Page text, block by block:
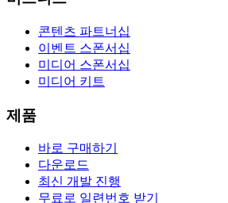
콘텐츠 파트너십
이벤트 스폰서십
미디어 스폰서십
미디어 키트
제품
바로 구매하기
다운로드
최신 개발 진행
무료로 일련번호 받기